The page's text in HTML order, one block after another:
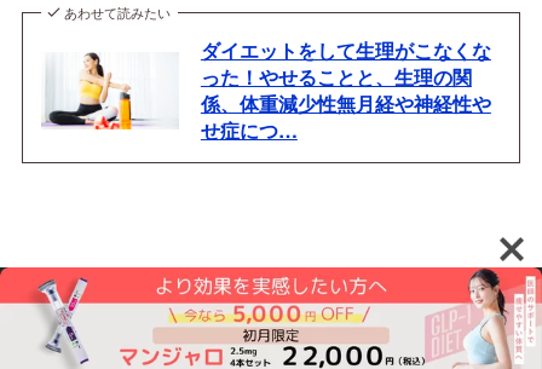
あわせて読みたい
ダイエットをして生理がこなくな
った！やせることと、生理の関
係、体重減少性無月経や神経性や
せ症につ…
まとめ